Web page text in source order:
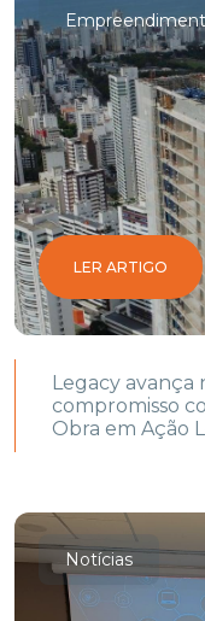
LER ARTIGO
Legacy avança
compromisso
Obra em Ação
Notícias